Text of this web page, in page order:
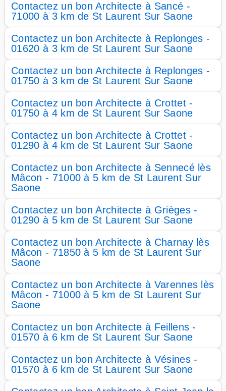
Contactez un bon Architecte à Sancé -
71000 à 3 km de St Laurent Sur Saone
Contactez un bon Architecte à Replonges -
01620 à 3 km de St Laurent Sur Saone
Contactez un bon Architecte à Replonges -
01750 à 3 km de St Laurent Sur Saone
Contactez un bon Architecte à Crottet -
01750 à 4 km de St Laurent Sur Saone
Contactez un bon Architecte à Crottet -
01290 à 4 km de St Laurent Sur Saone
Contactez un bon Architecte à Sennecé lès
Mâcon - 71000 à 5 km de St Laurent Sur
Saone
Contactez un bon Architecte à Grièges -
01290 à 5 km de St Laurent Sur Saone
Contactez un bon Architecte à Charnay lès
Mâcon - 71850 à 5 km de St Laurent Sur
Saone
Contactez un bon Architecte à Varennes lès
Mâcon - 71000 à 5 km de St Laurent Sur
Saone
Contactez un bon Architecte à Feillens -
01570 à 6 km de St Laurent Sur Saone
Contactez un bon Architecte à Vésines -
01570 à 6 km de St Laurent Sur Saone